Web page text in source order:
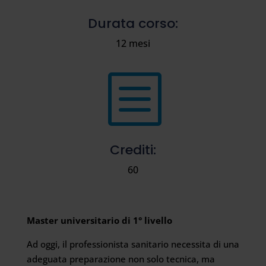
Durata corso:
12 mesi
b
Crediti:
60
Master universitario di 1° livello
Ad oggi, il professionista sanitario necessita di una
adeguata preparazione non solo tecnica, ma